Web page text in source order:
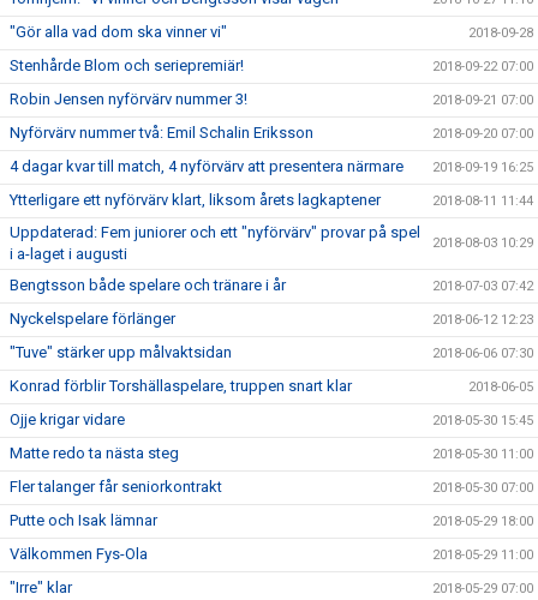
"Gör alla vad dom ska vinner vi" 2018-09-28
Stenhårde Blom och seriepremiär! 2018-09-22 07:00
Robin Jensen nyförvärv nummer 3! 2018-09-21 07:00
Nyförvärv nummer två: Emil Schalin Eriksson 2018-09-20 07:00
4 dagar kvar till match, 4 nyförvärv att presentera närmare 2018-09-19 16:25
Ytterligare ett nyförvärv klart, liksom årets lagkaptener 2018-08-11 11:44
Uppdaterad: Fem juniorer och ett "nyförvärv" provar på spel
i a-laget i augusti
2018-08-03 10:29
Bengtsson både spelare och tränare i år 2018-07-03 07:42
Nyckelspelare förlänger 2018-06-12 12:23
"Tuve" stärker upp målvaktsidan 2018-06-06 07:30
Konrad förblir Torshällaspelare, truppen snart klar 2018-06-05
Ojje krigar vidare 2018-05-30 15:45
Matte redo ta nästa steg 2018-05-30 11:00
Fler talanger får seniorkontrakt 2018-05-30 07:00
Putte och Isak lämnar 2018-05-29 18:00
Välkommen Fys-Ola 2018-05-29 11:00
"Irre" klar 2018-05-29 07:00